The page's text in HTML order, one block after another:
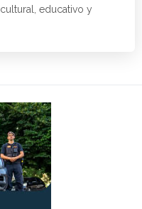
educativo y